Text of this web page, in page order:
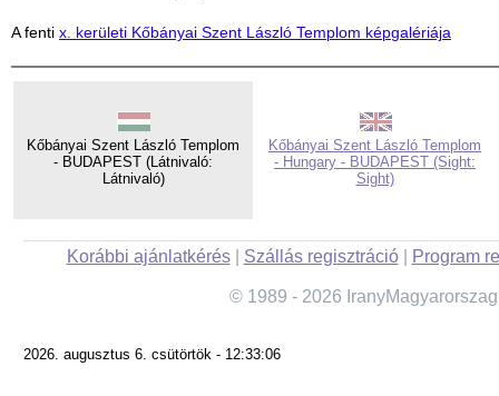
A fenti x. kerületi Kőbányai Szent László Templom képgalériája
Kőbányai Szent László Templom
- BUDAPEST (Látnivaló:
Látnivaló)
Kőbányai Szent László Templom
- Hungary - BUDAPEST (Sight:
Sight)
Korábbi ajánlatkérés| Szállás regisztráció| Program
© 1989 - 2026
2026. augusztus 6. csütörtök - 12:33:06